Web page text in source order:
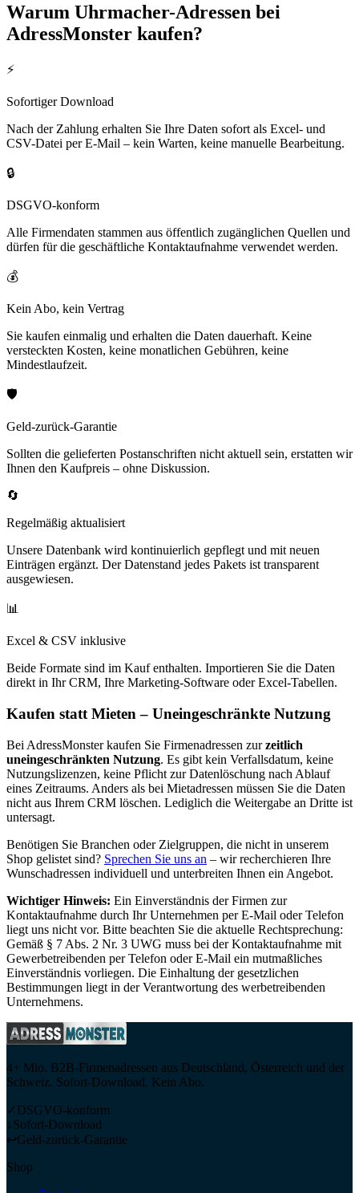
Warum Uhrmacher-Adressen bei
AdressMonster kaufen?
⚡
Sofortiger Download
Nach der Zahlung erhalten Sie Ihre Daten sofort als Excel- und
CSV-Datei per E-Mail – kein Warten, keine manuelle Bearbeitung.
🔒
DSGVO-konform
Alle Firmendaten stammen aus öffentlich zugänglichen Quellen und
dürfen für die geschäftliche Kontaktaufnahme verwendet werden.
💰
Kein Abo, kein Vertrag
Sie kaufen einmalig und erhalten die Daten dauerhaft. Keine
versteckten Kosten, keine monatlichen Gebühren, keine
Mindestlaufzeit.
🛡️
Geld-zurück-Garantie
Sollten die gelieferten Postanschriften nicht aktuell sein, erstatten wir
Ihnen den Kaufpreis – ohne Diskussion.
🔄
Regelmäßig aktualisiert
Unsere Datenbank wird kontinuierlich gepflegt und mit neuen
Einträgen ergänzt. Der Datenstand jedes Pakets ist transparent
ausgewiesen.
📊
Excel & CSV inklusive
Beide Formate sind im Kauf enthalten. Importieren Sie die Daten
direkt in Ihr CRM, Ihre Marketing-Software oder Excel-Tabellen.
Kaufen statt Mieten – Uneingeschränkte Nutzung
Bei AdressMonster kaufen Sie Firmenadressen zur zeitlich
uneingeschränkten Nutzung. Es gibt kein Verfallsdatum, keine
Nutzungslizenzen, keine Pflicht zur Datenlöschung nach Ablauf
eines Zeitraums. Anders als bei Mietadressen müssen Sie die Daten
nicht aus Ihrem CRM löschen. Lediglich die Weitergabe an Dritte ist
untersagt.
Benötigen Sie Branchen oder Zielgruppen, die nicht in unserem
Shop gelistet sind? Sprechen Sie uns an – wir recherchieren Ihre
Wunschadressen individuell und unterbreiten Ihnen ein Angebot.
Wichtiger Hinweis: Ein Einverständnis der Firmen zur
Kontaktaufnahme durch Ihr Unternehmen per E-Mail oder Telefon
liegt uns nicht vor. Bitte beachten Sie die aktuelle Rechtsprechung:
Gemäß § 7 Abs. 2 Nr. 3 UWG muss bei der Kontaktaufnahme mit
Gewerbetreibenden per Telefon oder E-Mail ein mutmaßliches
Einverständnis vorliegen. Die Einhaltung der gesetzlichen
Bestimmungen liegt in der Verantwortung des werbetreibenden
Unternehmens.
4+ Mio. B2B-Firmenadressen aus Deutschland, Österreich und der
Schweiz. Sofort-Download. Kein Abo.
✓ DSGVO-konform
↓Sofort-Download
↩Geld-zurück-Garantie
Shop